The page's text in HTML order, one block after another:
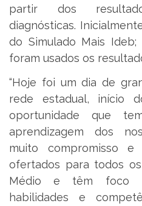
partir dos
diagnósticas.
do Simulado Mais
foram usados os
“Hoje foi um dia de
rede estadual, início
oportunidade que
aprendizagem dos
muito compromisso
ofertados para todos
Médio e têm foco
habilidades e